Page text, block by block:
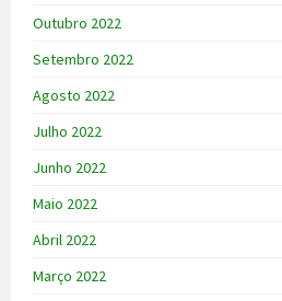
Outubro 2022
Setembro 2022
Agosto 2022
Julho 2022
Junho 2022
Maio 2022
Abril 2022
Março 2022